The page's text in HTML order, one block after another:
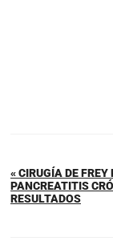
« CIRUGÍA DE FREY
PANCREATITIS
RESULTADOS